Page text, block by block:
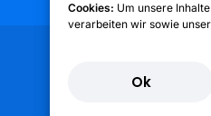
Cookies: Um unsere
verarbeiten wir sowie
Ok